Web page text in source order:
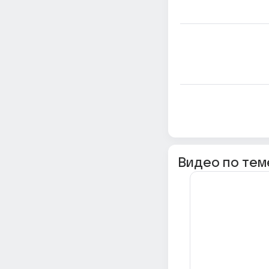
Видео по